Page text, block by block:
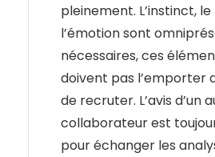
pleinement. L’instinct,
l’émotion sont
nécessaires, ces
doivent pas l’emporter
de recruter. L’avis d’un
collaborateur est
pour échanger les